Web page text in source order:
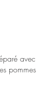
avec
pommes